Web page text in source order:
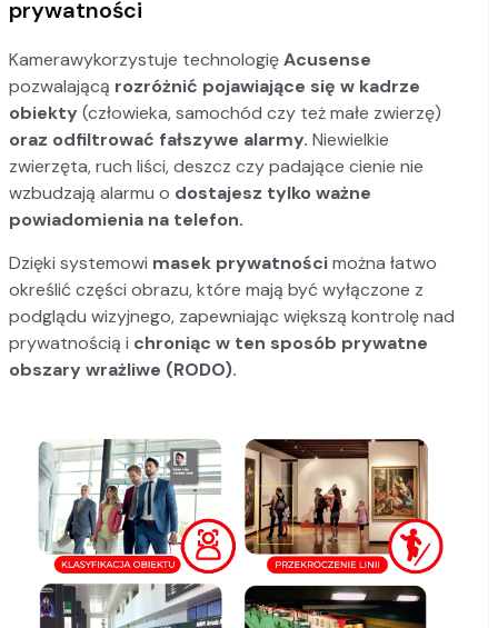
prywatności
Kamerawykorzystuje technologięAcusense
pozwalającą rozróżnić pojawiające się w kadrze
obiekty (człowieka, samochód czy też małe zwierzę)
oraz odfiltrować fałszywe alarmy. Niewielkie
zwierzęta, ruch liści, deszcz czy padające cienie nie
wzbudzają alarmu o dostajesz tylko ważne
powiadomienia na telefon.
Dzięki systemowi masek prywatnościmożna łatwo
określić części obrazu, które mają być wyłączone z
podglądu wizyjnego, zapewniając większą kontrolę nad
prywatnością i chroniąc w ten sposób prywatne
obszary wrażliwe (RODO).